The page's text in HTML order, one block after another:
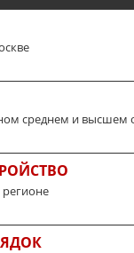
среднем и высшем